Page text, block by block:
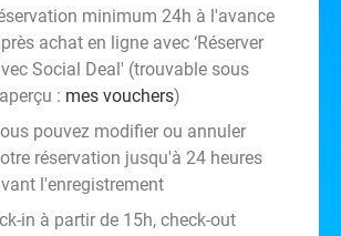
minimum 24h à l'avance
achat en ligne avec ‘Réserver
Social Deal' (trouvable sous
: mes vouchers)
pouvez modifier ou annuler
réservation jusqu'à 24 heures
l'enregistrement
in à partir de 15h, check-out